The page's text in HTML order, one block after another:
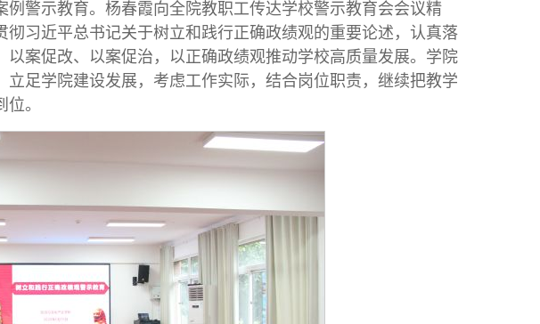
警示教育。杨春霞向全院教职工传达学校警示教育会会议精
习近平总书记关于树立和践行正确政绩观的重要论述，认真落
案促改、以案促治，以正确政绩观推动学校高质量发展。学院
足学院建设发展，考虑工作实际，结合岗位职责，继续把教学
。